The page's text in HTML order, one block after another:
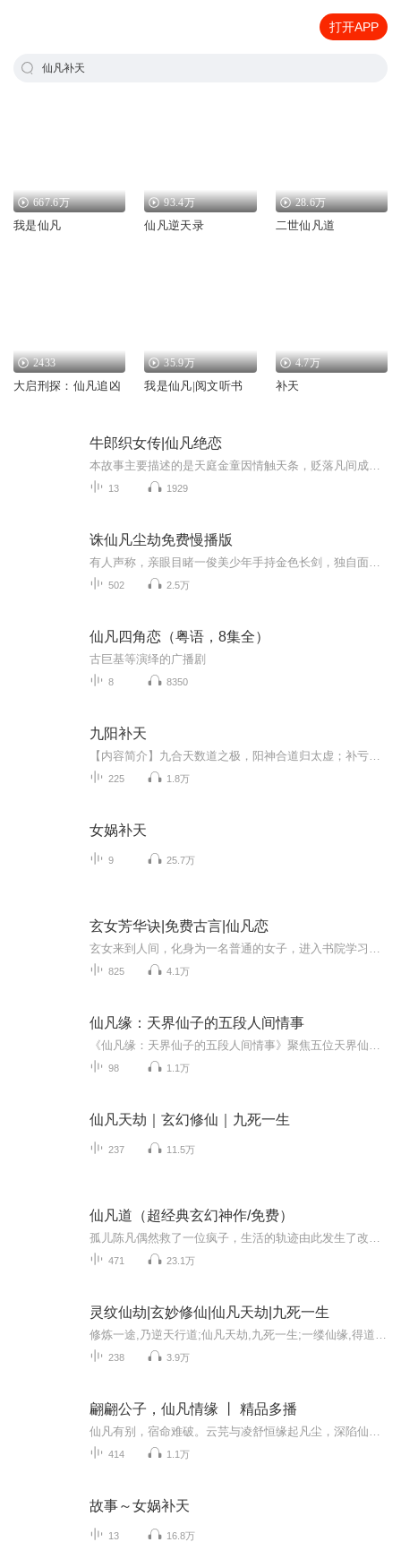
打开APP
仙凡补天
667.6万
我是仙凡
93.4万
仙凡逆天录
28.6万
二世仙凡道
2433
大启刑探：仙凡追凶
35.9万
我是仙凡|阅文听书
4.7万
补天
牛郎织女传|仙凡绝恋
13 1929
诛仙凡尘劫免费慢播版
502 2.5万
仙凡四角恋（粤语，8集全）
古巨基等演绎的广播剧
8 8350
九阳补天
225 1.8万
女娲补天
9 25.7万
玄女芳华诀|免费古言|仙凡恋
825 4.1万
仙凡缘：天界仙子的五段人间情事
98 1.1万
仙凡天劫｜玄幻修仙｜九死一生
237 11.5万
仙凡道（超经典玄幻神作/免费）
471 23.1万
灵纹仙劫|玄妙修仙|仙凡天劫|九死一生
238 3.9万
翩翩公子，仙凡情缘 丨 精品多播
414 1.1万
故事～女娲补天
13 16.8万